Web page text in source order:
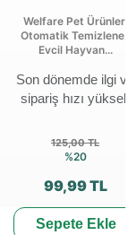
Welfare Pet Ürünleri
Otomatik Temizlenen
Evcil Hayvan...
Son dönemde ilgi ve
sipariş hızı yüksek
125,00 TL
%20
99,99 TL
Sepete Ekle